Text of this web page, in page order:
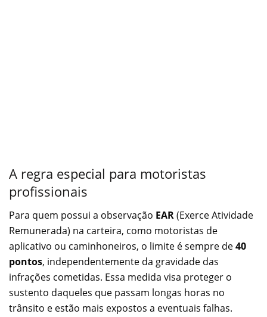
A regra especial para motoristas
profissionais
Para quem possui a observação EAR(Exerce Atividade
Remunerada) na carteira, como motoristas de
aplicativo ou caminhoneiros, o limite é sempre de40
pontos, independentemente da gravidade das
infrações cometidas. Essa medida visa proteger o
sustento daqueles que passam longas horas no
trânsito e estão mais expostos a eventuais falhas.